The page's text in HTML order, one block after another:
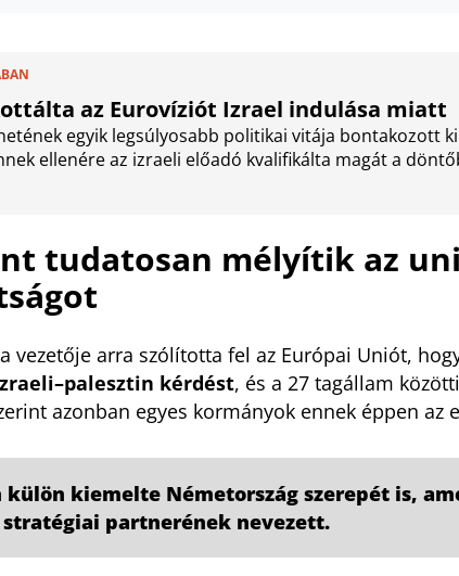
az Eurovíziót Izrael indulása miatt
egyik legsúlyosabb politikai vitája bontakozott
ellenére az izraeli előadó kvalifikálta magát a
tudatosan mélyítik az
vezetője arra szólította fel az Európai Uniót,
kérdést, és a 27 tagállam
azonban egyes kormányok ennek éppen az
kiemelte Németország szerepét is,
partnerének nevezett.